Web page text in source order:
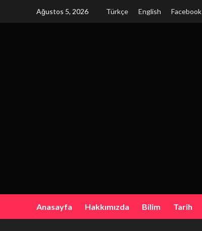
Ağustos 5, 2026 Türkçe English Facebook
Anasayfa Hakkımızda Bilim Tarih